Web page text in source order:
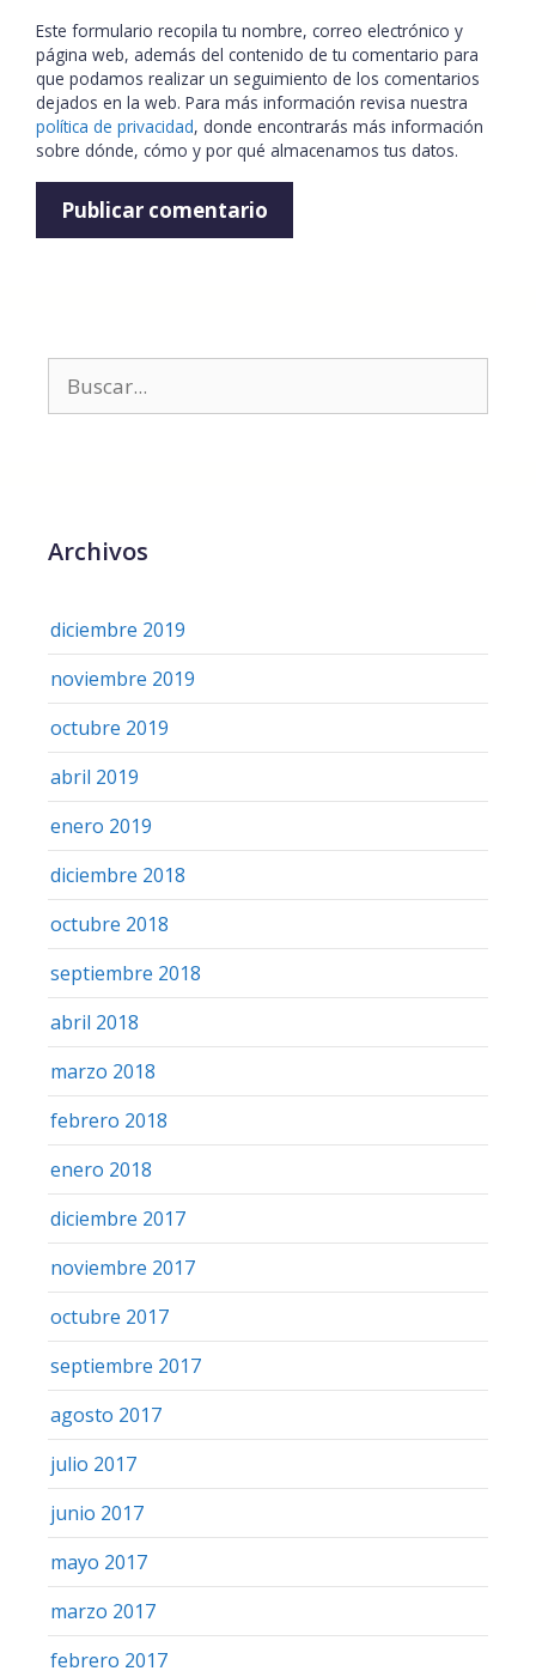
Este formulario recopila tu nombre, correo electrónico y
página web, además del contenido de tu comentario para
que podamos realizar un seguimiento de los comentarios
dejados en la web. Para más información revisa nuestra
política de privacidad, donde encontrarás más información
sobre dónde, cómo y por qué almacenamos tus datos.
Archivos
diciembre 2019
noviembre 2019
octubre 2019
abril 2019
enero 2019
diciembre 2018
octubre 2018
septiembre 2018
abril 2018
marzo 2018
febrero 2018
enero 2018
diciembre 2017
noviembre 2017
octubre 2017
septiembre 2017
agosto 2017
julio 2017
junio 2017
mayo 2017
marzo 2017
febrero 2017